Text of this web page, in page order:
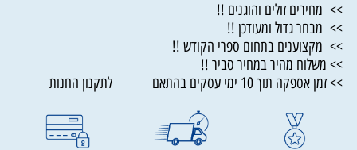
>> מחירים זולים והוגנים !!
>> מבחר גדול ומעודכן !!
>> מקצוענים בתחום ספרי הקודש !!
>> משלוח מהיר במחיר סביר !!
>> זמן אספקה תוך 10 ימי עסקים בהתאם לתקנון החנות